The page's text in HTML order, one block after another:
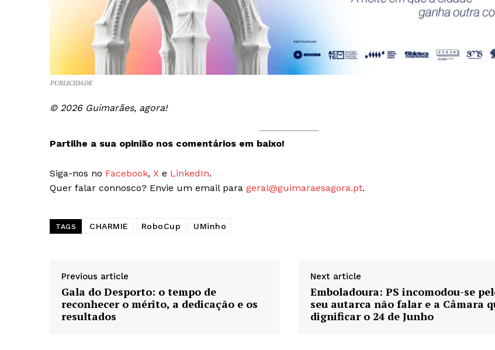
PUBLICIDADE
© 2026 Guimarães, agora!
Partilhe a sua opinião nos comentários em baixo!
Siga-nos no Facebook, X e LinkedIn.
Quer falar connosco? Envie um email para geral@guimaraesagora.pt.
TAGS CHARMIE RoboCup UMinho
Previous article
Gala do Desporto: o tempo de
reconhecer o mérito, a dedicação e os
resultados
Next article
Emboladoura: PS incomodou-se
seu autarca não falar e a Câmara
dignificar o 24 de Junho